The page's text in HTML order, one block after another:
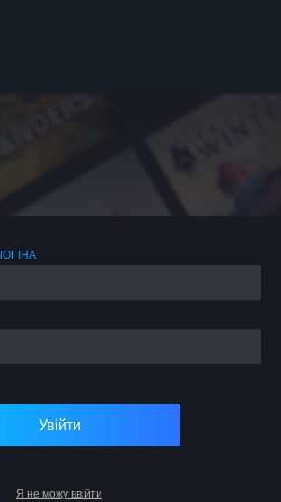
Увійти
Я не можу ввійти